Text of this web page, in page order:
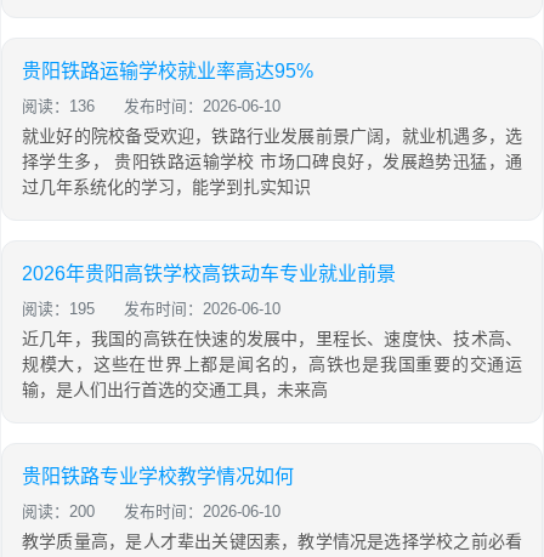
贵阳铁路运输学校就业率高达95%
阅读：136 发布时间：2026-06-10
就业好的院校备受欢迎，铁路行业发展前景广阔，就业机遇多，选
择学生多， 贵阳铁路运输学校 市场口碑良好，发展趋势迅猛，通
过几年系统化的学习，能学到扎实知识
2026年贵阳高铁学校高铁动车专业就业前景
阅读：195 发布时间：2026-06-10
近几年，我国的高铁在快速的发展中，里程长、速度快、技术高、
规模大，这些在世界上都是闻名的，高铁也是我国重要的交通运
输，是人们出行首选的交通工具，未来高
贵阳铁路专业学校教学情况如何
阅读：200 发布时间：2026-06-10
教学质量高，是人才辈出关键因素，教学情况是选择学校之前必看